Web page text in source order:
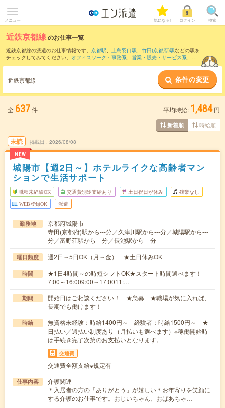
メニュー 気になる! ログイン 検索
近鉄京都線のお仕事一覧
近鉄京都線の派遣のお仕事情報です。 京都駅、 上鳥羽口駅、 竹田(京都府)駅などの駅を
チェックしてみてください。 オフィスワーク・事務系、 営業・販売・サービス系、 ク
近鉄京都線 条件の変更
全 637件 平均時給: 1,484 円
新着順 時給順
未読
NEW
掲載日 2026/08/08
城陽市【週2日～】ホテルライクな高齢者マン
ションで生活サポート
職種未経験OK 交通費別途支給あり 土日祝日が休み 残業なし
WEB登録OK 派遣
勤務地
京都府城陽市
寺田(京都府)駅から---分／久津川駅から---分／城陽駅から---
分／富野荘駅から---分／長池駅から---分
曜日頻度 週2日～5日OK（月～金） ★土日休みOK
時間
★1日4時間～の時短シフトOK★スタート時間選べます！
7:00～16:009:00～17:0011:…
期間
開始日はご相談ください！ ★急募 ★職場が気に入れば、
長期でも働けます！
時給
無資格未経験：時給1400円～ 経験者：時給1500円～ ★
日払い／週払い制度あり（月払いも選べます）※稼働開始時
は手続き完了次第のお支払いとなります。
交通費
交通費全額支給※規定有
仕事内容
介護関連
＊入居者の方の「ありがとう」が嬉しい＊お年寄りを笑顔に
する介護のお仕事です。おじいちゃん、おばあちゃ…